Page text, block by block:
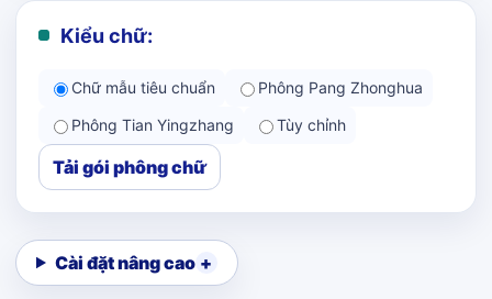
Kiểu chữ:
Chữ mẫu tiêu chuẩn
Phông Pang Zhonghua
Phông Tian Yingzhang
Tùy chỉnh
Tải gói phông chữ
Cài đặt nâng cao